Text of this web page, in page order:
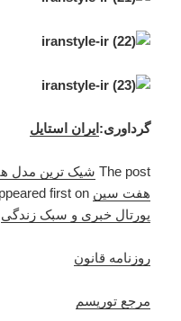
گرداوری: ایران استایل
The post شیک ترین مدل‌
هفت‌ سین appeared first on
پورتال خبری و سبک زندگی
روزنامه قانون
مرجع توریسم